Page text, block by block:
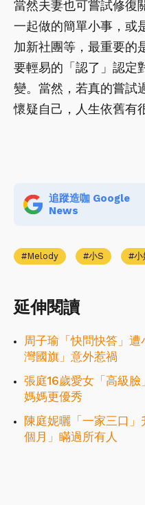
當然夫妻也可嘗試修復
一起做的簡單小事，或
加新社團等，最重要的
要輕易的「認了」認定
變。當然，若真的嘗試
懷疑自己，人生依舊有
追蹤造咖 Google
News
Melody 小S 小
延伸閱讀
周子瑜「快問快答」
灣國旗」意外惹禍
張庭16歲愛女「高級
媽媽更優秀
陳庭妮曬「一家三口
個月」瞞過所有人